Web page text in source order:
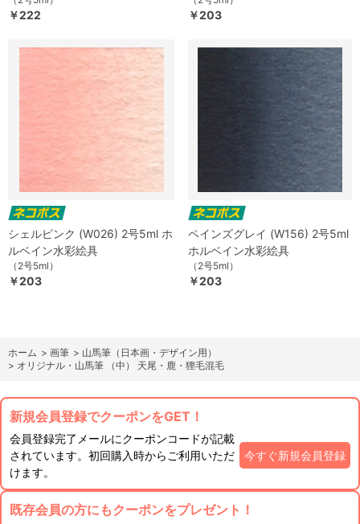
￥222 ￥203
シェルピンク (W026) 2号5ml ホ
ルベイン水彩絵具
（2号5ml）
￥203
ペインズグレイ (W156) 2号5ml
ホルベイン水彩絵具
（2号5ml）
￥203
ホーム > 画筆 > 山馬筆（日本画・デザイン用）
> オリジナル・山馬筆 （中） 天尾・鹿・狸毛混毛
新規会員登録でクーポンをGET！
会員登録完了メールにクーポンコードが記載
されています。初回購入時からご利用いただ
けます。
今すぐ新規会員登録
既存会員の方にもクーポンをプレゼント！